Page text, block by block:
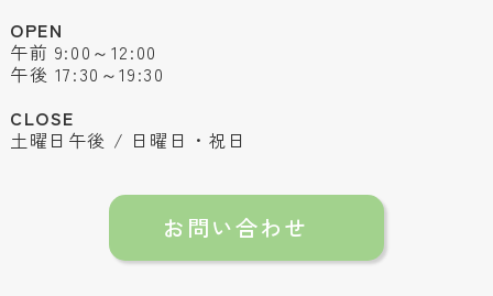
OPEN
午前 9:00～12:00
午後 17:30～19:30
CLOSE
土曜日午後 / 日曜日・祝日
お問い合わせ